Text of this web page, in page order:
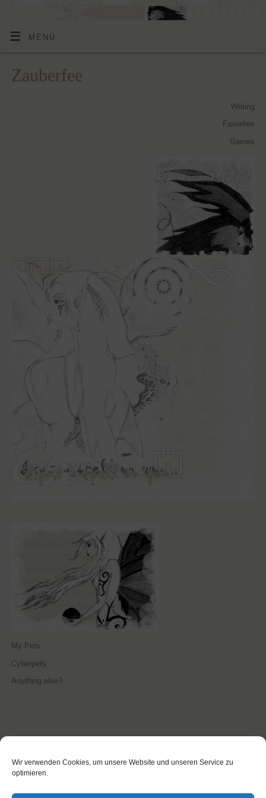
Wir verwenden Cookies, um unsere Website und unseren Service zu
optimieren.
MENÜ
Zauberfee
Writing
Favorites
Games
My Pets
Cyberpets
Anything else?